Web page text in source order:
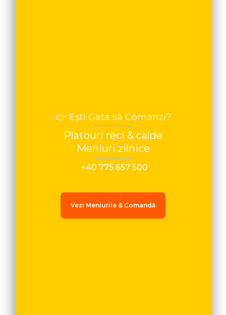
👉 Ești Gata să Comanzi?
Platouri reci & calde
Meniuri zilnice
+40 775 657 500
Vezi Meniurile & Comandă